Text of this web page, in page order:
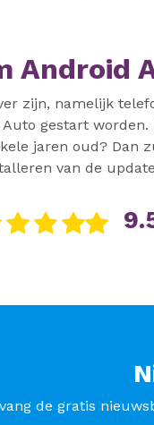
Android
zijn, namelijk
gestart
jaren oud? Dan
van de
de gratis